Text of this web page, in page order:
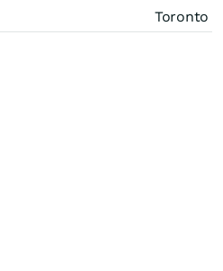
Toronto